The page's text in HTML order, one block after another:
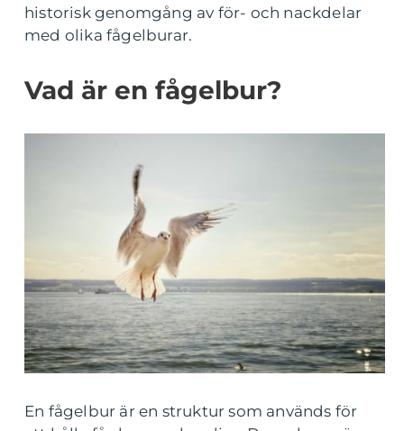
historisk genomgång av för- och nackdelar
med olika fågelburar.
Vad är en fågelbur?
En fågelbur är en struktur som används för